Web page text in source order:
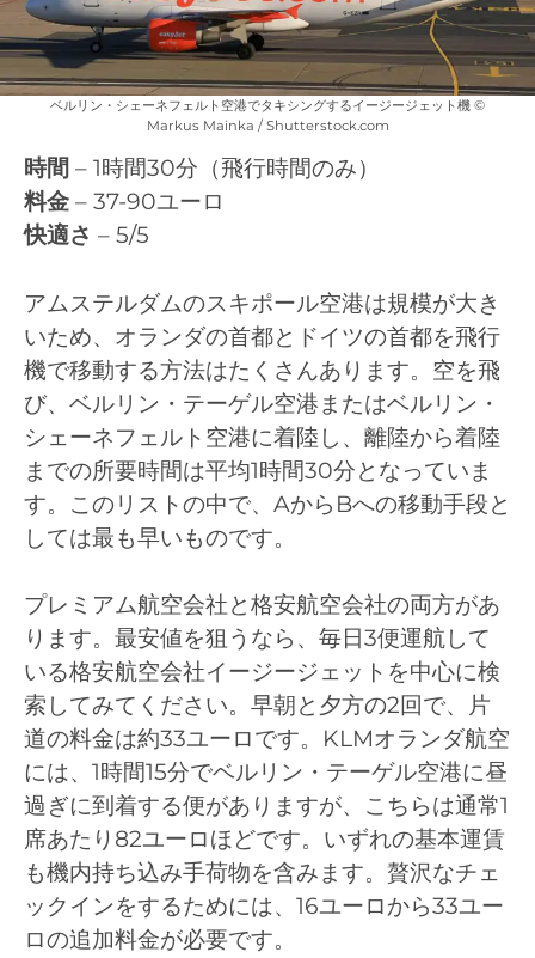
ベルリン・シェーネフェルト空港でタキシングするイージージェット機 ©
Markus Mainka / Shutterstock.com
時間 – 1時間30分（飛行時間のみ）
料金 – 37-90ユーロ
快適さ – 5/5
アムステルダムのスキポール空港は規模が大き
いため、オランダの首都とドイツの首都を飛行
機で移動する方法はたくさんあります。空を飛
び、ベルリン・テーゲル空港またはベルリン・
シェーネフェルト空港に着陸し、離陸から着陸
までの所要時間は平均1時間30分となっていま
す。このリストの中で、AからBへの移動手段と
しては最も早いものです。
プレミアム航空会社と格安航空会社の両方があ
ります。最安値を狙うなら、毎日3便運航して
いる格安航空会社イージージェットを中心に検
索してみてください。早朝と夕方の2回で、片
道の料金は約33ユーロです。KLMオランダ航空
には、1時間15分でベルリン・テーゲル空港に昼
過ぎに到着する便がありますが、こちらは通常1
席あたり82ユーロほどです。いずれの基本運賃
も機内持ち込み手荷物を含みます。贅沢なチェ
ックインをするためには、16ユーロから33ユー
ロの追加料金が必要です。